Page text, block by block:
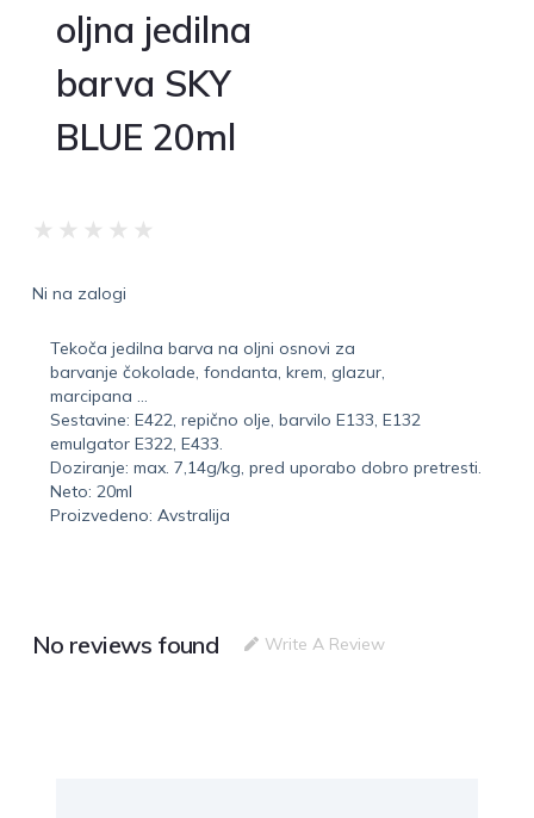
oljna jedilna
barva SKY
BLUE 20ml
★ ★ ★ ★ ★
Ni na zalogi
Tekoča jedilna barva na oljni osnovi za
barvanje čokolade, fondanta, krem, glazur,
marcipana …
Sestavine: E422, repično olje, barvilo E133, E132
emulgator E322, E433.
Doziranje: max. 7,14g/kg, pred uporabo dobro pretresti.
Neto: 20ml
Proizvedeno: Avstralija
No reviews found Write A Review